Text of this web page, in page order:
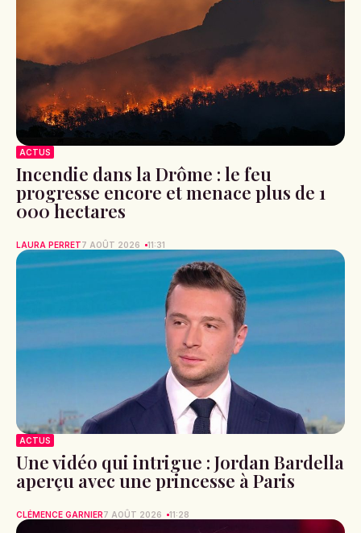
ACTUS
Incendie dans la Drôme : le feu
progresse encore et menace plus de 1
000 hectares
LAURA PERRET7 AOÛT 2026 11:31
ACTUS
Une vidéo qui intrigue : Jordan Bardella
aperçu avec une princesse à Paris
CLÉMENCE GARNIER7 AOÛT 2026 11:28